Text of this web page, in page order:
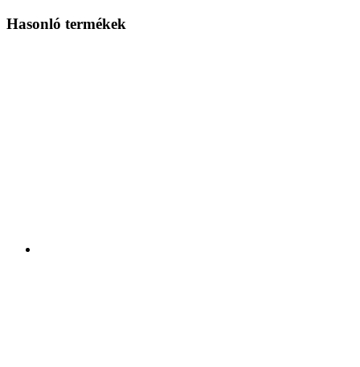
Hasonló termékek